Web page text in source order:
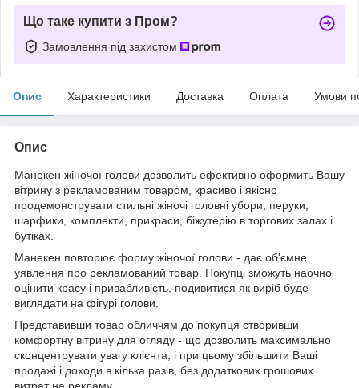
Що таке купити з Пром?
Замовлення під захистом
Опис Характеристики Доставка Оплата Умови
Опис
Манекен жіночої голови дозволить ефективно оформить Вашу
вітрину з рекламованим товаром, красиво і якісно
продемонструвати стильні жіночі головні убори, перуки,
шарфики, комплекти, прикраси, біжутерію в торгових залах і
бутіках.
Манекен повторює форму жіночої голови - дає об'ємне
уявлення про рекламований товар. Покупці зможуть наочно
оцінити красу і привабливість, подивитися як виріб буде
виглядати на фігурі голови.
Представивши товар обличчям до покупця створивши
комфортну вітрину для огляду - що дозволить максимально
сконцентрувати увагу клієнта, і при цьому збільшити Ваші
продажі і доходи в кілька разів, без додаткових грошових
витрат на рекламу